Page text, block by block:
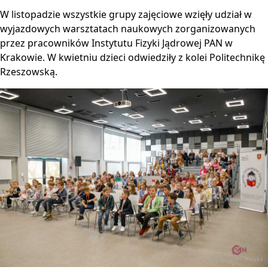
W listopadzie wszystkie grupy zajęciowe wzięły udział w
wyjazdowych warsztatach naukowych zorganizowanych
przez pracowników Instytutu Fizyki Jądrowej PAN w
Krakowie. W kwietniu dzieci odwiedziły z kolei Politechnikę
Rzeszowską.